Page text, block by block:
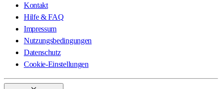
Kontakt
Hilfe & FAQ
Impressum
Nutzungsbedingungen
Datenschutz
Cookie-Einstellungen